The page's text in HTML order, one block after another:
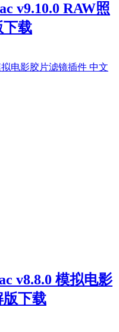
v9.10.0 RAW照
下载
v8.8.0 模拟电影
版下载